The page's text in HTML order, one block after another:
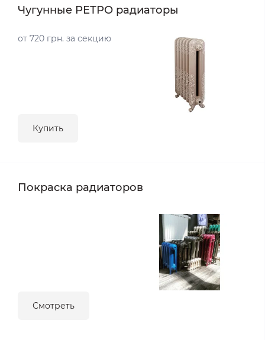
Чугунные РЕТРО радиаторы
от 720 грн. за секцию
Купить
Покраска радиаторов
Смотреть